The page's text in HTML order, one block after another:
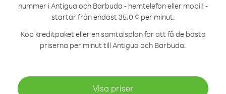
nummer i Antigua och Barbuda - hemtelefon eller mobil! -
startar från endast 35.0 ¢ per minut.
Köp kreditpaket eller en samtalsplan för att få de bästa
priserna per minut till Antigua och Barbuda.
Visa priser